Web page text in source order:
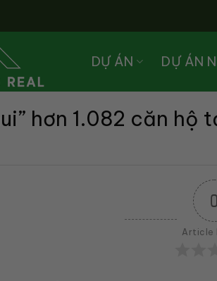
DỰ ÁN DỰ ÁN
hơn 1.082 căn hộ
0
Article